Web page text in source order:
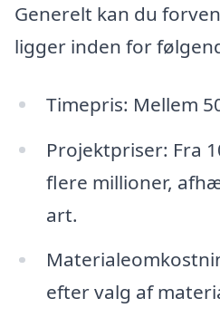
Generelt kan du
ligger inden for
Timepris: Mellem
Projektpriser: Fra
flere millioner,
art.
efter valg af